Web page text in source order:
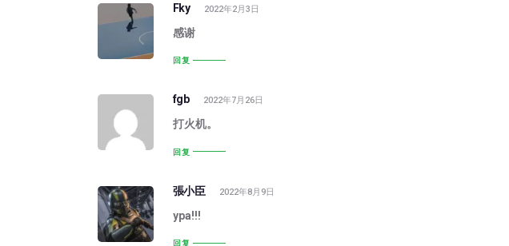
Fky 2022年2月3日
感谢
回复
fgb 2022年7月26日
打火机。
回复
張小臣 2022年8月9日
ypa!!!
回复